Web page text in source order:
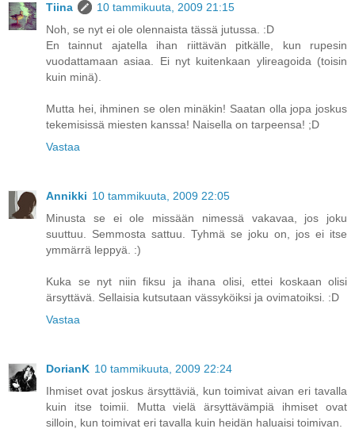
Tiina
10 tammikuuta, 2009 21:15
Noh, se nyt ei ole olennaista tässä jutussa. :D
En tainnut ajatella ihan riittävän pitkälle, kun rupesin
vuodattamaan asiaa. Ei nyt kuitenkaan ylireagoida (toisin
kuin minä).
Mutta hei, ihminen se olen minäkin! Saatan olla jopa joskus
tekemisissä miesten kanssa! Naisella on tarpeensa! ;D
Vastaa
Annikki 10 tammikuuta, 2009 22:05
Minusta se ei ole missään nimessä vakavaa, jos joku
suuttuu. Semmosta sattuu. Tyhmä se joku on, jos ei itse
ymmärrä leppyä. :)
Kuka se nyt niin fiksu ja ihana olisi, ettei koskaan olisi
ärsyttävä. Sellaisia kutsutaan vässyköiksi ja ovimatoiksi. :D
Vastaa
DorianK 10 tammikuuta, 2009 22:24
Ihmiset ovat joskus ärsyttäviä, kun toimivat aivan eri tavalla
kuin itse toimii. Mutta vielä ärsyttävämpiä ihmiset ovat
silloin, kun toimivat eri tavalla kuin heidän haluaisi toimivan.